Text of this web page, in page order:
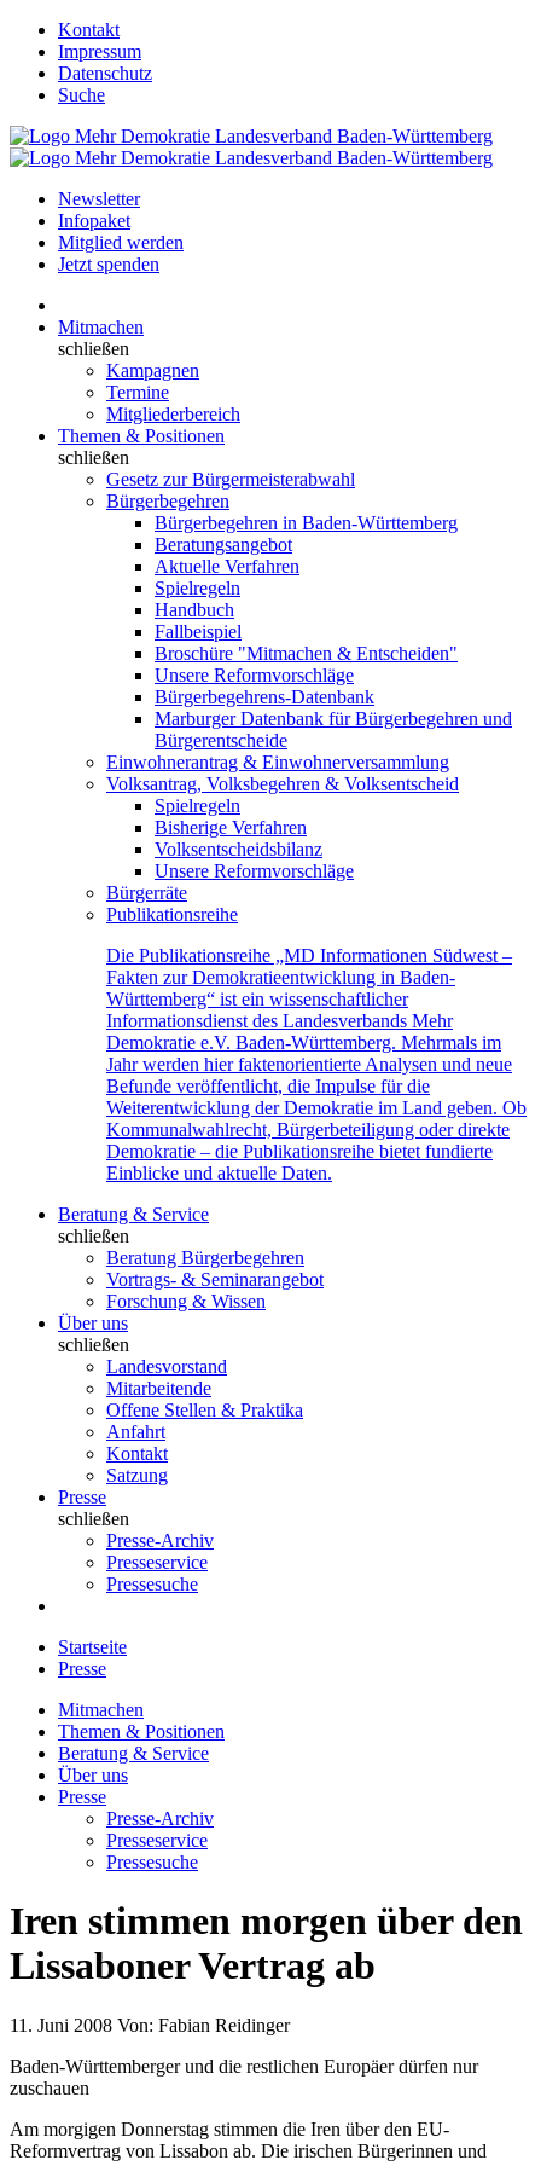
Kontakt
Impressum
Datenschutz
Suche
Newsletter
Infopaket
Mitglied werden
Jetzt spenden
Mitmachen
schließen
Kampagnen
Termine
Mitgliederbereich
Themen & Positionen
schließen
Gesetz zur Bürgermeisterabwahl
Bürgerbegehren
Bürgerbegehren in Baden-Württemberg
Beratungsangebot
Aktuelle Verfahren
Spielregeln
Handbuch
Fallbeispiel
Broschüre "Mitmachen & Entscheiden"
Unsere Reformvorschläge
Bürgerbegehrens-Datenbank
Marburger Datenbank für Bürgerbegehren und
Bürgerentscheide
Einwohnerantrag & Einwohnerversammlung
Volksantrag, Volksbegehren & Volksentscheid
Spielregeln
Bisherige Verfahren
Volksentscheidsbilanz
Unsere Reformvorschläge
Bürgerräte
Publikationsreihe
Die Publikationsreihe „MD Informationen Südwest –
Fakten zur Demokratieentwicklung in Baden-
Württemberg“ ist ein wissenschaftlicher
Informationsdienst des Landesverbands Mehr
Demokratie e.V. Baden-Württemberg. Mehrmals im
Jahr werden hier faktenorientierte Analysen und neue
Befunde veröffentlicht, die Impulse für die
Weiterentwicklung der Demokratie im Land geben. Ob
Kommunalwahlrecht, Bürgerbeteiligung oder direkte
Demokratie – die Publikationsreihe bietet fundierte
Einblicke und aktuelle Daten.
Beratung & Service
schließen
Beratung Bürgerbegehren
Vortrags- & Seminarangebot
Forschung & Wissen
Über uns
schließen
Landesvorstand
Mitarbeitende
Offene Stellen & Praktika
Anfahrt
Kontakt
Satzung
Presse
schließen
Presse-Archiv
Presseservice
Pressesuche
Startseite
Presse
Mitmachen
Themen & Positionen
Beratung & Service
Über uns
Presse
Presse-Archiv
Presseservice
Pressesuche
Iren stimmen morgen über den
Lissaboner Vertrag ab
11. Juni 2008 Von: Fabian Reidinger
Baden-Württemberger und die restlichen Europäer dürfen nur
zuschauen
Am morgigen Donnerstag stimmen die Iren über den EU-
Reformvertrag von Lissabon ab. Die irischen Bürgerinnen und